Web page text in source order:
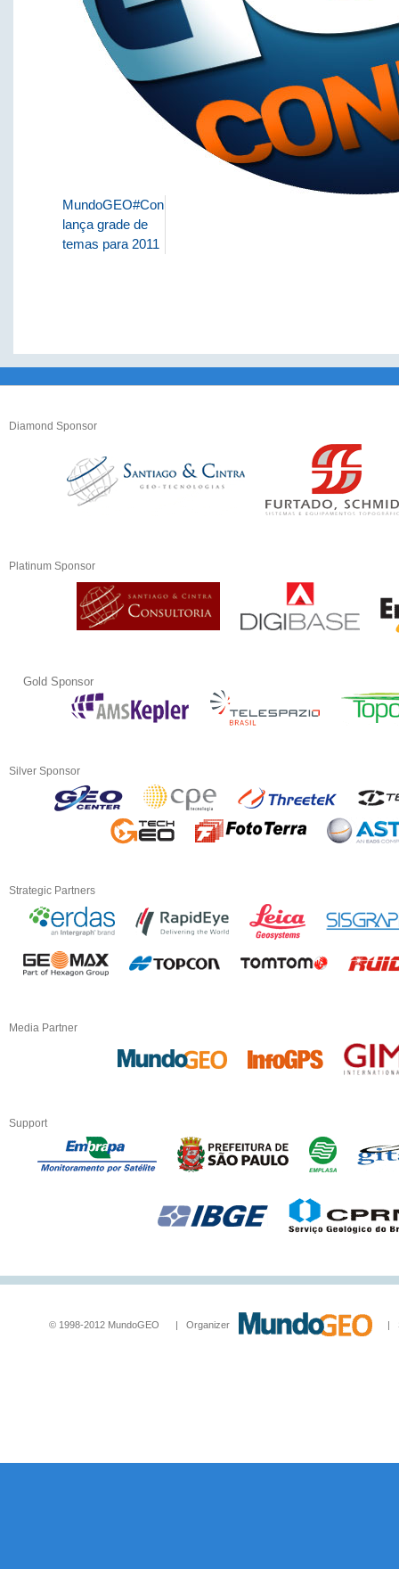
MundoGEO#Connect
lança grade de
temas para 2011
Diamond Sponsor
Platinum Sponsor
Gold Sponsor
Silver Sponsor
Strategic Partners
Media Partner
Support
© 1998-2012 MundoGEO | Organizer |